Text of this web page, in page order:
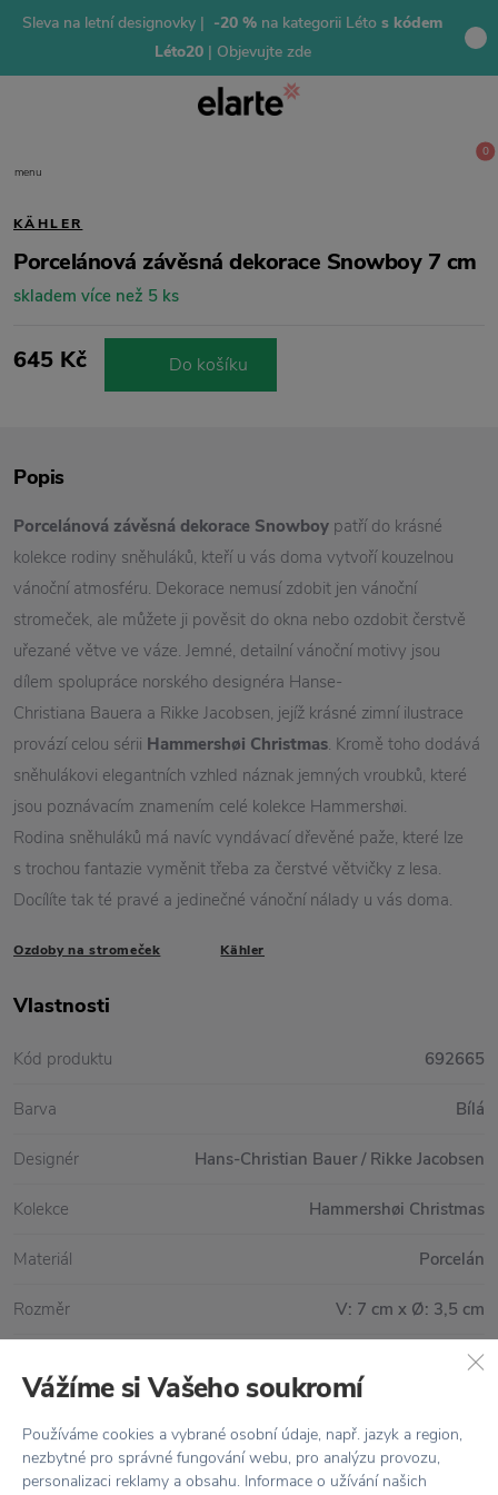
Sleva na letní designovky | -20 % na kategorii Léto s kódem
Léto20 | Objevujte zde
menu
0
KÄHLER
Porcelánová závěsná dekorace Snowboy 7 cm
skladem více než 5 ks
645 Kč Do košíku
Doprava zdarma nad 2 000 Kč
Popis
Porcelánová závěsná dekorace Snowboy patří do krásné
kolekce rodiny sněhuláků, kteří u vás doma vytvoří kouzelnou
vánoční atmosféru. Dekorace nemusí zdobit jen vánoční
stromeček, ale můžete ji pověsit do okna nebo ozdobit čerstvě
uřezané větve ve váze. Jemné, detailní vánoční motivy jsou
dílem spolupráce norského designéra Hanse-
Christiana Bauera a Rikke Jacobsen, jejíž krásné zimní ilustrace
provází celou sérii Hammershøi Christmas. Kromě toho dodává
sněhulákovi elegantních vzhled náznak jemných vroubků, které
jsou poznávacím znamením celé kolekce Hammershøi.
Rodina sněhuláků má navíc vyndávací dřevěné paže, které lze
s trochou fantazie vyměnit třeba za čerstvé větvičky z lesa.
Docílíte tak té pravé a jedinečné vánoční nálady u vás doma.
Ozdoby na stromeček Kähler
Vlastnosti
Kód produktu 692665
Barva Bílá
Designér Hans-Christian Bauer / Rikke Jacobsen
Kolekce Hammershøi Christmas
Materiál Porcelán
Rozměr V: 7 cm x Ø: 3,5 cm
Vážíme si Vašeho soukromí
Používáme cookies a vybrané osobní údaje, např. jazyk a region,
nezbytné pro správné fungování webu, pro analýzu provozu,
personalizaci reklamy a obsahu. Informace o užívání našich